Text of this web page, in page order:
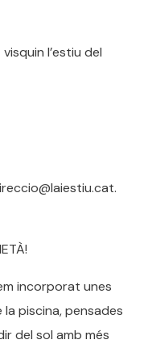
l’estiu del
incorporat unes
piscina, pensades
del sol amb més